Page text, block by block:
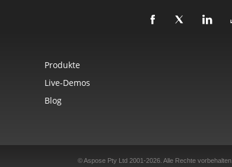
Produkte
Live-Demos
Blog
© Aspose Pty Ltd 2001-2026. Alle Rechte vorbehalten.